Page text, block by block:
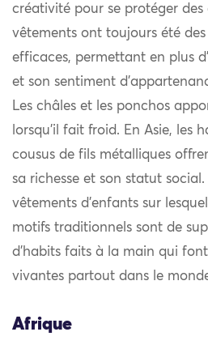
créativité pour se protéger des
vêtements ont toujours été
efficaces, permettant en plus
et son sentiment
Les châles et les ponchos
lorsqu’il fait froid. En Asie, les
cousus de fils métalliques
sa richesse et son statut
vêtements d’enfants sur
motifs traditionnels sont de
d’habits faits à la main qui
vivantes partout dans le
Afrique